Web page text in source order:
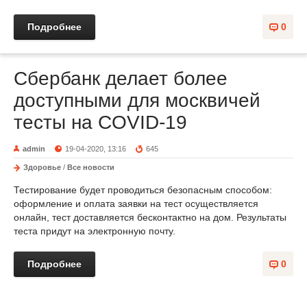
0
Подробнее
Сбербанк делает более
доступными для москвичей
тесты на COVID-19
admin 19-04-2020, 13:16 645
Здоровье / Все новости
Тестирование будет проводиться безопасным способом:
оформление и оплата заявки на тест осуществляется
онлайн, тест доставляется бесконтактно на дом. Результаты
теста придут на электронную почту.
0
Подробнее